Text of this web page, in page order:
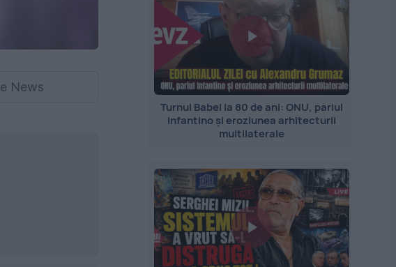
News
Turnul Babel la 80 de ani: ONU, pariul
Infantino și eroziunea arhitecturii
multilaterale